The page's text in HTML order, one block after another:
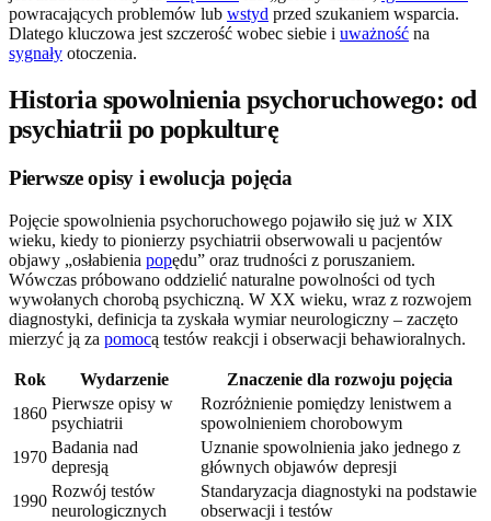
powracających problemów lub wstyd przed szukaniem wsparcia.
Dlatego kluczowa jest szczerość wobec siebie i uważność na
sygnały otoczenia.
Historia spowolnienia psychoruchowego: od
psychiatrii po popkulturę
Pierwsze opisy i ewolucja pojęcia
Pojęcie spowolnienia psychoruchowego pojawiło się już w XIX
wieku, kiedy to pionierzy psychiatrii obserwowali u pacjentów
objawy „osłabienia popędu” oraz trudności z poruszaniem.
Wówczas próbowano oddzielić naturalne powolności od tych
wywołanych chorobą psychiczną. W XX wieku, wraz z rozwojem
diagnostyki, definicja ta zyskała wymiar neurologiczny – zaczęto
mierzyć ją za pomocą testów reakcji i obserwacji behawioralnych.
Rok Wydarzenie
Znaczenie dla rozwoju pojęcia
1860
Pierwsze opisy w
psychiatrii
Rozróżnienie pomiędzy lenistwem a
spowolnieniem chorobowym
1970
Badania nad
depresją
Uznanie spowolnienia jako jednego z
głównych objawów depresji
1990
Rozwój testów
neurologicznych
Standaryzacja diagnostyki na podstawie
obserwacji i testów